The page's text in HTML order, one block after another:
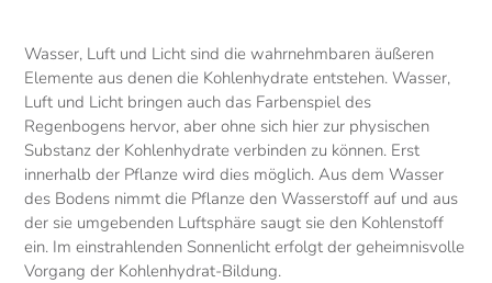
Wasser, Luft und Licht sind die wahrnehmbaren äußeren
Elemente aus denen die Kohlenhydrate entstehen. Wasser,
Luft und Licht bringen auch das Farbenspiel des
Regenbogens hervor, aber ohne sich hier zur physischen
Substanz der Kohlenhydrate verbinden zu können. Erst
innerhalb der Pflanze wird dies möglich. Aus dem Wasser
des Bodens nimmt die Pflanze den Wasserstoff auf und aus
der sie umgebenden Luftsphäre saugt sie den Kohlenstoff
ein. Im einstrahlenden Sonnenlicht erfolgt der geheimnisvolle
Vorgang der Kohlenhydrat-Bildung.